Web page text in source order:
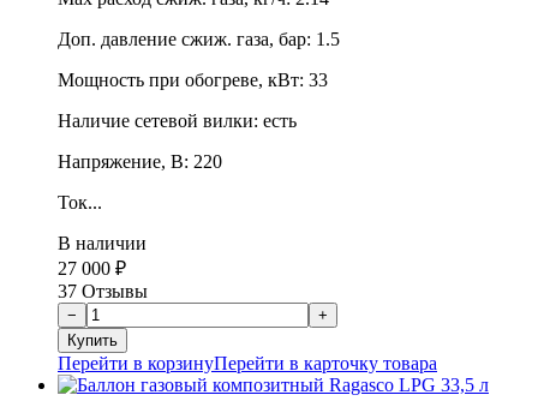
Доп. давление сжиж. газа, бар: 1.5
Мощность при обогреве, кВт: 33
Наличие сетевой вилки: есть
Напряжение, В: 220
Ток...
В наличии
27 000 ₽
37 Отзывы
Перейти в корзинуПерейти в карточку товара